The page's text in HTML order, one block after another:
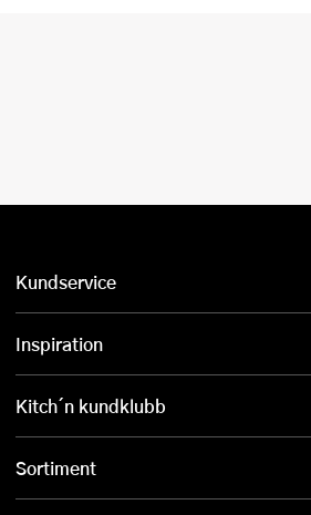
Kundservice
Inspiration
Kitch´n kundklubb
Sortiment